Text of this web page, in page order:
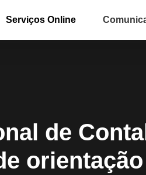
Serviços Online
de